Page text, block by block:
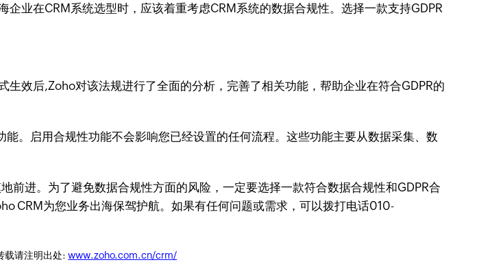
业在CRM系统选型时，应该着重考虑CRM系统的数据合规性。选择一款支持GDPR
效后,Zoho对该法规进行了全面的分析，完善了相关功能，帮助企业在符合GDPR的
能。启用合规性功能不会影响您已经设置的任何流程。这些功能主要从数据采集、数
进。为了避免数据合规性方面的风险，一定要选择一款符合数据合规性和GDPR合
CRM为您业务出海保驾护航。如果有任何问题或需求，可以拨打电话010-
载请注明出处:www.zoho.com.cn/crm/